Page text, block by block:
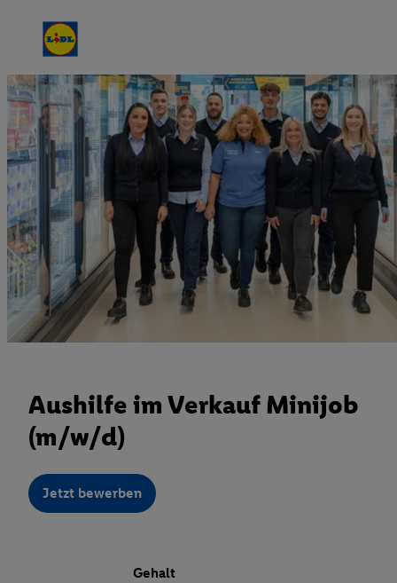
Aushilfe im Verkauf Minijob
(m/w/d)
Jetzt bewerben
Gehalt